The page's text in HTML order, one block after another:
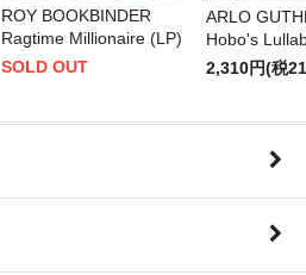
ROY BOOKBINDER
Ragtime Millionaire (LP)
SOLD OUT
ARLO
Hobo's
2,310円(税